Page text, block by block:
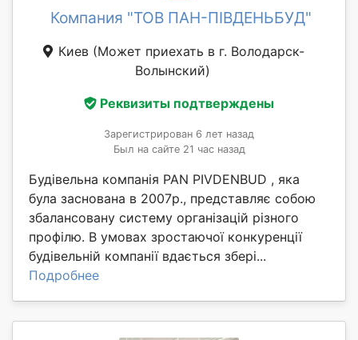
Компания "ТОВ ПАН-ПІВДЕНЬБУД"
Киев (Может приехать в г. Володарск-
Волынский)
Реквизиты подтверждены
Зарегистрирован 6 лет назад
Был на сайте 21 час назад
Будівельна компанія PAN PIVDENBUD , яка
була заснована в 2007р., представляє собою
збалансовану систему організацій різного
профілю. В умовах зростаючої конкуренції
будівельній компанії вдається збері...
Подробнее